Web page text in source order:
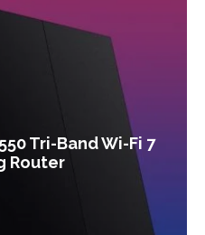
Tri-Band Wi-Fi 7
Router